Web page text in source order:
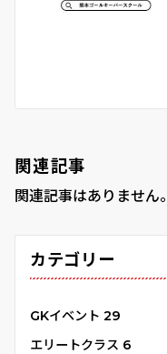
関連記事
関連記事はありません。
カテゴリー
GKイベント 29
エリートクラス 6